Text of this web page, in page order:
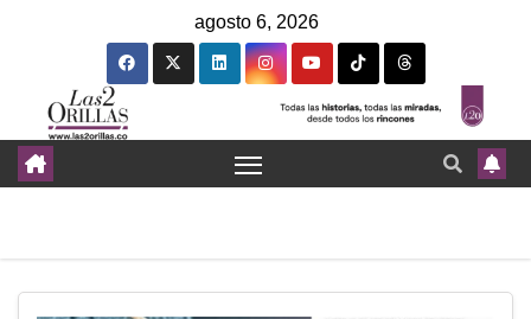
agosto 6, 2026